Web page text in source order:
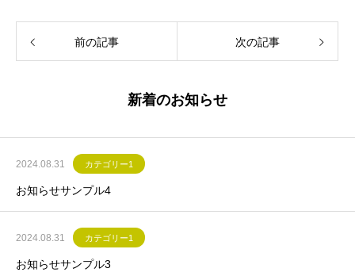
前の記事 次の記事
新着のお知らせ
2024.08.31 カテゴリー1
お知らせサンプル4
2024.08.31 カテゴリー1
お知らせサンプル3